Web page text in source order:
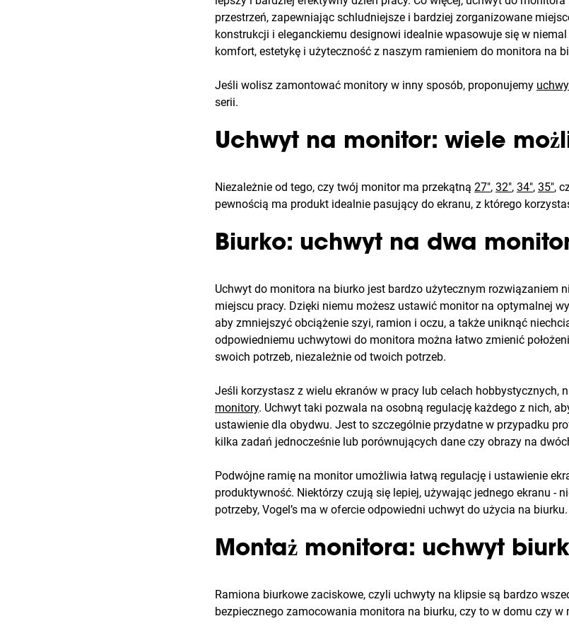
przestrzeń, zapewniając schludniejsze i bardziej zorganizowane
konstrukcji i eleganckiemu designowi idealnie wpasowuje się w
komfort, estetykę i użyteczność z naszym ramieniem do monitora na
Jeśli wolisz zamontować monitory w inny sposób, proponujemy
serii.
Uchwyt na monitor: wiele
Niezależnie od tego, czy twój monitor ma przekątną 27", 32", 34", 35",
pewnością ma produkt idealnie pasujący do ekranu, z którego
Biurko: uchwyt na dwa
Uchwyt do monitora na biurko jest bardzo użytecznym rozwiązaniem
miejscu pracy. Dzięki niemu możesz ustawić monitor na optymalnej
aby zmniejszyć obciążenie szyi, ramion i oczu, a także uniknąć
odpowiedniemu uchwytowi do monitora można łatwo zmienić
swoich potrzeb, niezależnie od twoich potrzeb.
Jeśli korzystasz z wielu ekranów w pracy lub celach hobbystycznych,
monitory. Uchwyt taki pozwala na osobną regulację każdego z nich,
ustawienie dla obydwu. Jest to szczególnie przydatne w przypadku
kilka zadań jednocześnie lub porównujących dane czy obrazy na
Podwójne ramię na monitor umożliwia łatwą regulację i ustawienie
produktywność. Niektórzy czują się lepiej, używając jednego ekranu -
potrzeby, Vogel’s ma w ofercie odpowiedni uchwyt do użycia na biurku.
Montaż monitora: uchwyt
Ramiona biurkowe zaciskowe, czyli uchwyty na klipsie są bardzo
bezpiecznego zamocowania monitora na biurku, czy to w domu czy w